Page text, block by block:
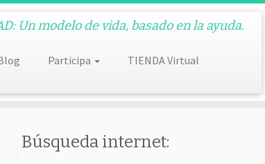
Un modelo de vida, basado en la ayuda.
Participa
TIENDA Virtual
Búsqueda internet: